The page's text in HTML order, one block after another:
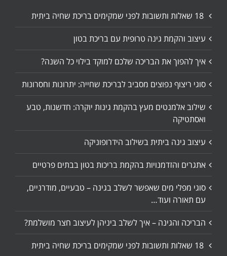
עיצוב והקמת גינה טרופית עם בריכת בטון
איך להפוך את הבריכה שלכם למוקד בילוי כל השנה?
סוגי ריצוף נפוצים מסביב לבריכת שחייה: יתרונות וחסרונות
שילוב אלמנטים מעץ בהקמת גינות יוקרה: חדשנות, טבע
ואסתטיקה
עיצוב גינה ביתית בשילוב הידרופוניקה
אתגרים והזדמנויות בהקמת בריכות בטון בבתים פרטיים
סוגי מפלי מים שאפשר לשלב בגינה – טבעיים, מודרניים,
עם תאורה ועוד…
הבריכה והגינה – איך לשלב ביניהן לעיצוב חצר מושלמת?